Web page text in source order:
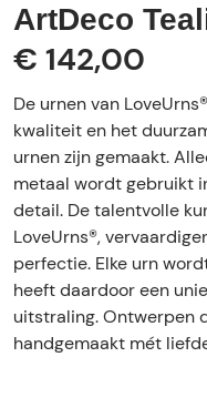
ArtDeco
€ 142,00
De urnen van
kwaliteit en het
urnen zijn gemaakt.
metaal wordt gebruikt
detail. De talentvolle
LoveUrns®,
perfectie. Elke urn
heeft daardoor een
uitstraling. Ontwerpen
handgemaakt mét